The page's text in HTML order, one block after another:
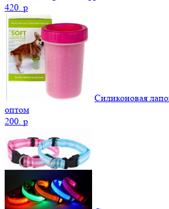
420. p
Силиконовая
оптом
200. p